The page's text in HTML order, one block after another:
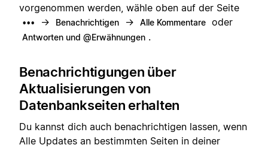
vorgenommen werden, wähle oben auf der Seite
••• → Benachrichtigen → Alle Kommentare oder
Antworten und @Erwähnungen .
Benachrichtigungen über
Aktualisierungen von
Datenbankseiten erhalten
Du kannst dich auch benachrichtigen lassen, wenn
Alle Updates an bestimmten Seiten in deiner